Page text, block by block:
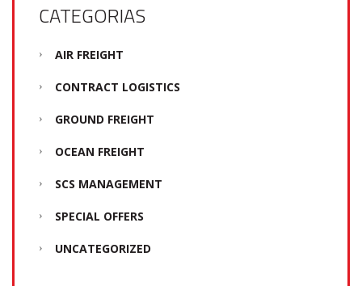
CATEGORIAS
AIR FREIGHT
CONTRACT LOGISTICS
GROUND FREIGHT
OCEAN FREIGHT
SCS MANAGEMENT
SPECIAL OFFERS
UNCATEGORIZED